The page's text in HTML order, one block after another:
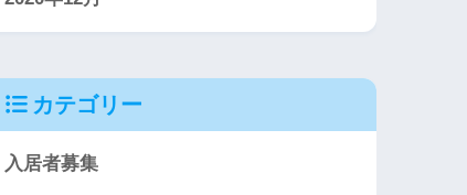
カテゴリー
入居者募集